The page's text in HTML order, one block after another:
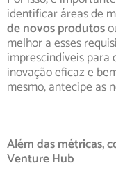
identificar áreas de
de novos produtos
melhor a esses
imprescindíveis para
inovação eficaz e
mesmo, antecipe as
Além das métricas,
Venture Hub